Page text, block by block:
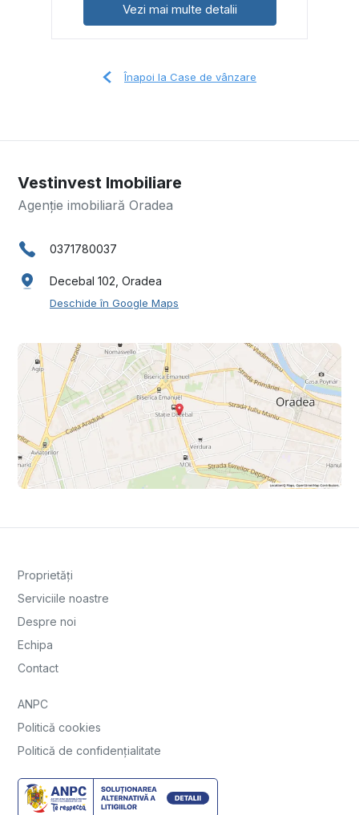
Vezi mai multe detalii
Înapoi la Case de vânzare
Vestinvest Imobiliare
Agenție imobiliară Oradea
0371780037
Decebal 102, Oradea
Deschide în Google Maps
Proprietăți
Serviciile noastre
Despre noi
Echipa
Contact
ANPC
Politică cookies
Politică de confidențialitate